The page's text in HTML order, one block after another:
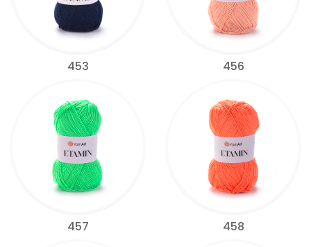
453 456
457 458